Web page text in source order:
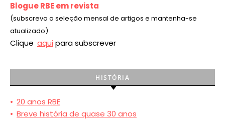
Blogue RBE em revista
(subscreva a seleção mensal de artigos e mantenha-se
atualizado)
Clique aqui para subscrever
HISTÓRIA
• 20 anos RBE
• Breve história de quase 30 anos